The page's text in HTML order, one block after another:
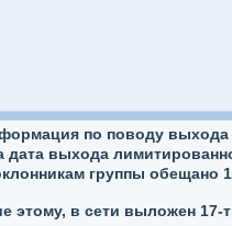
по поводу
дата выхода
группы обещано
этому, в сети выложен